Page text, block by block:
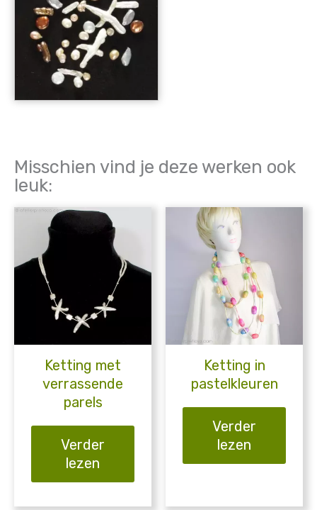
Misschien vind je deze werken ook
leuk:
Ketting met
verrassende
parels
Verder
lezen
Ketting in
pastelkleuren
Verder
lezen